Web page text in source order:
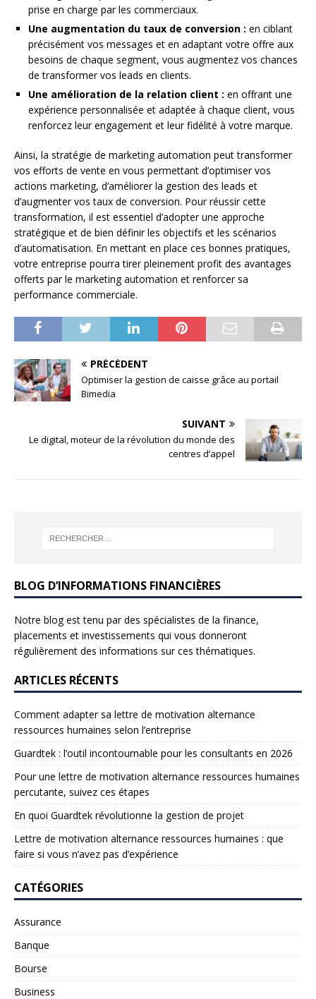
prise en charge par les commerciaux.
Une augmentation du taux de conversion : en ciblant
précisément vos messages et en adaptant votre offre aux
besoins de chaque segment, vous augmentez vos chances
de transformer vos leads en clients.
Une amélioration de la relation client : en offrant une
expérience personnalisée et adaptée à chaque client, vous
renforcez leur engagement et leur fidélité à votre marque.
Ainsi, la stratégie de marketing automation peut transformer
vos efforts de vente en vous permettant d’optimiser vos
actions marketing, d’améliorer la gestion des leads et
d’augmenter vos taux de conversion. Pour réussir cette
transformation, il est essentiel d’adopter une approche
stratégique et de bien définir les objectifs et les scénarios
d’automatisation. En mettant en place ces bonnes pratiques,
votre entreprise pourra tirer pleinement profit des avantages
offerts par le marketing automation et renforcer sa
performance commerciale.
PRÉCÉDENT
Optimiser la gestion de caisse grâce au portail
Bimedia
SUIVANT
Le digital, moteur de la révolution du monde des
centres d’appel
BLOG D’INFORMATIONS FINANCIÈRES
Notre blog est tenu par des spécialistes de la finance,
placements et investissements qui vous donneront
régulièrement des informations sur ces thématiques.
ARTICLES RÉCENTS
Comment adapter sa lettre de motivation alternance
ressources humaines selon l’entreprise
Guardtek : l’outil incontournable pour les consultants en 2026
Pour une lettre de motivation alternance ressources humaines
percutante, suivez ces étapes
En quoi Guardtek révolutionne la gestion de projet
Lettre de motivation alternance ressources humaines : que
faire si vous n’avez pas d’expérience
CATÉGORIES
Assurance
Banque
Bourse
Business